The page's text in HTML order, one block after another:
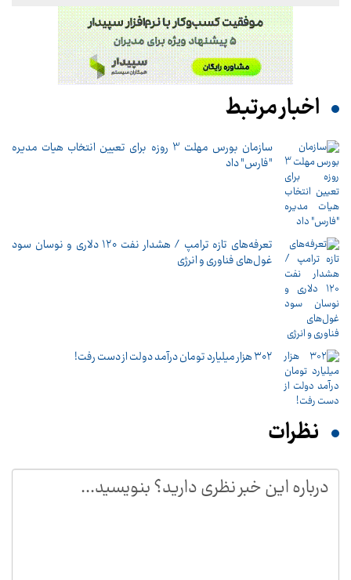
اخبار مرتبط
سازمان بورس مهلت 3 روزه برای تعیین انتخاب هیات مدیره
"فارس" داد
تعرفه‌های تازه ترامپ / هشدار نفت ۱۲۰ دلاری و نوسان سود
غول‌های فناوری و انرژی
۳۰۲ هزار میلیارد تومان درآمد دولت از دست رفت!
نظرات